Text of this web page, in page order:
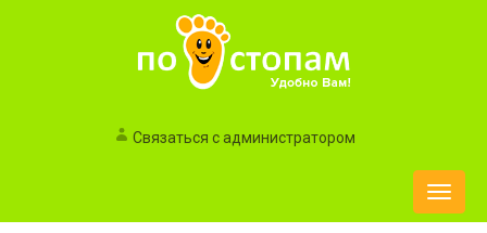
Связаться с администратором
Toggle